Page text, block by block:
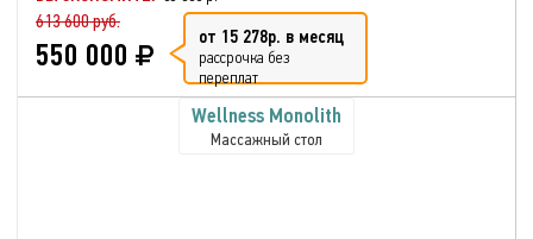
613 600 руб.
550 000 от 15 278р. в месяц
рассрочка без
переплат
Wellness Monolith
Массажный стол